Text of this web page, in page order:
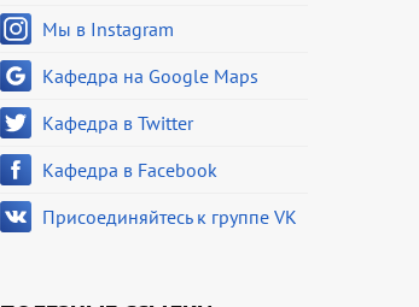
Мы в Instagram
Кафедра на Google Maps
Кафедра в Twitter
Кафедра в Facebook
Присоединяйтесь к группе VK